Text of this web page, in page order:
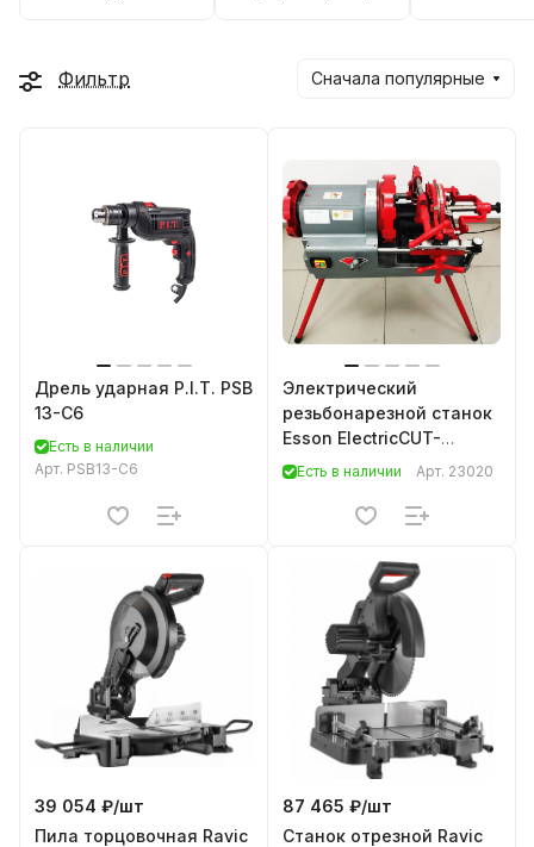
Фильтр Сначала популярные
Дрель ударная P.I.T. PSB
13-C6
Есть в наличии
Арт. PSB13-C6
Электрический
резьбонарезной станок
Esson ElectricCUT-
100HW1
Есть в наличии Арт. 23020
39 054 ₽/шт
Пила торцовочная Ravic
87 465 ₽/шт
Станок отрезной Ravic